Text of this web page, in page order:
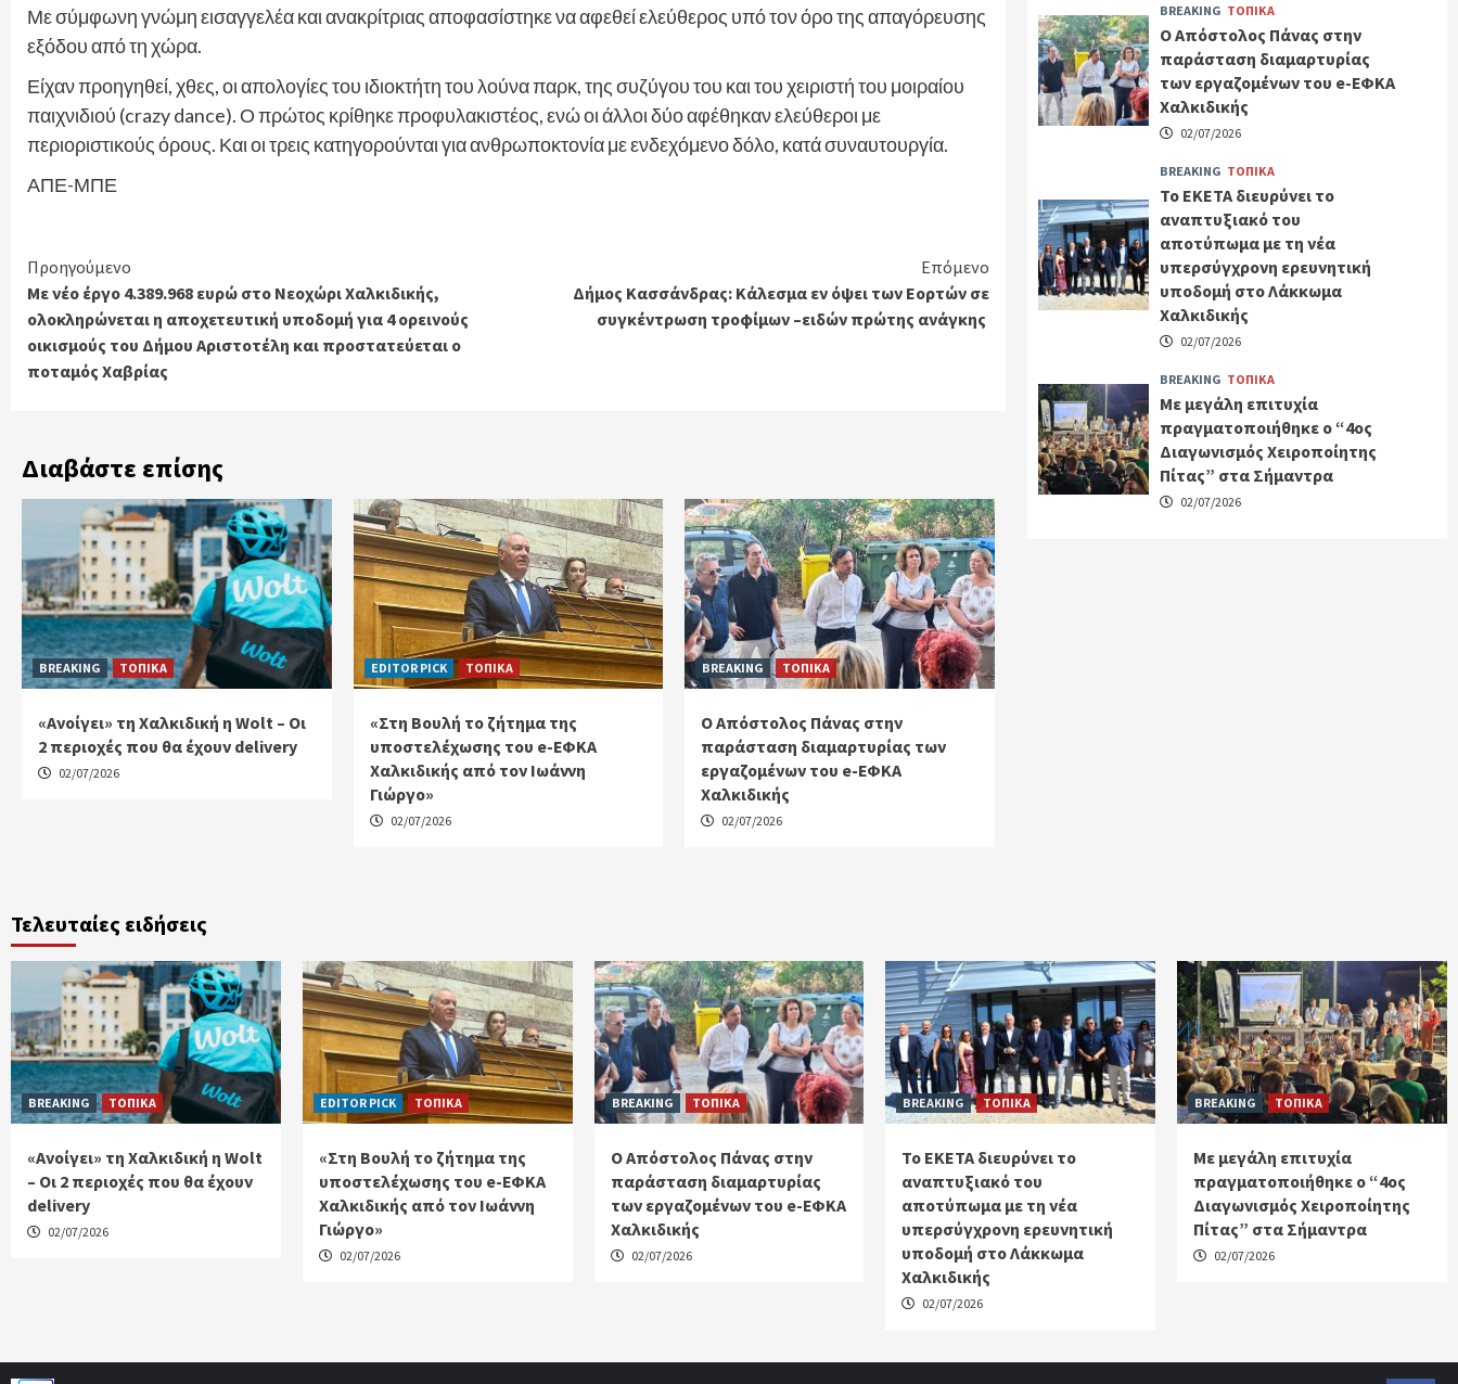
Με σύμφωνη γνώμη εισαγγελέα και ανακρίτριας αποφασίστηκε να αφεθεί ελεύθερος υπό τον όρο της απαγόρευσης
εξόδου από τη χώρα.
Είχαν προηγηθεί, χθες, οι απολογίες του ιδιοκτήτη του λούνα παρκ, της συζύγου του και του χειριστή του μοιραίου
παιχνιδιού (crazy dance). Ο πρώτος κρίθηκε προφυλακιστέος, ενώ οι άλλοι δύο αφέθηκαν ελεύθεροι με
περιοριστικούς όρους. Και οι τρεις κατηγορούνται για ανθρωποκτονία με ενδεχόμενο δόλο, κατά συναυτουργία.
ΑΠΕ-ΜΠΕ
Continue
Reading
Προηγούμενο
Με νέο έργο 4.389.968 ευρώ στο Νεοχώρι Χαλκιδικής,
ολοκληρώνεται η αποχετευτική υποδομή για 4 ορεινούς
οικισμούς του Δήμου Αριστοτέλη και προστατεύεται ο
ποταμός Χαβρίας
Επόμενο
Δήμος Κασσάνδρας: Κάλεσμα εν όψει των Εορτών σε
συγκέντρωση τροφίμων –ειδών πρώτης ανάγκης
Διαβάστε επίσης
BREAKING ΤΟΠΙΚΑ
«Ανοίγει» τη Χαλκιδική η Wolt – Οι
2 περιοχές που θα έχουν delivery
02/07/2026
EDITOR PICK ΤΟΠΙΚΑ
«Στη Βουλή το ζήτημα της
υποστελέχωσης του e-ΕΦΚΑ
Χαλκιδικής από τον Ιωάννη
Γιώργο»
02/07/2026
BREAKING ΤΟΠΙΚΑ
Ο Απόστολος Πάνας στην
παράσταση διαμαρτυρίας των
εργαζομένων του e-ΕΦΚΑ
Χαλκιδικής
02/07/2026
BREAKING ΤΟΠΙΚΑ
Ο Απόστολος Πάνας στην
παράσταση διαμαρτυρίας
των εργαζομένων του e-ΕΦΚΑ
Χαλκιδικής
02/07/2026
BREAKING ΤΟΠΙΚΑ
Το ΕΚΕΤΑ διευρύνει το
αναπτυξιακό του
αποτύπωμα με τη νέα
υπερσύγχρονη ερευνητική
υποδομή στο Λάκκωμα
Χαλκιδικής
02/07/2026
BREAKING ΤΟΠΙΚΑ
Με μεγάλη επιτυχία
πραγματοποιήθηκε ο “4ος
Διαγωνισμός Χειροποίητης
Πίτας” στα Σήμαντρα
02/07/2026
Τελευταίες ειδήσεις
BREAKING ΤΟΠΙΚΑ
«Ανοίγει» τη Χαλκιδική η Wolt
– Οι 2 περιοχές που θα έχουν
delivery
02/07/2026
EDITOR PICK ΤΟΠΙΚΑ
«Στη Βουλή το ζήτημα της
υποστελέχωσης του e-ΕΦΚΑ
Χαλκιδικής από τον Ιωάννη
Γιώργο»
02/07/2026
BREAKING ΤΟΠΙΚΑ
Ο Απόστολος Πάνας στην
παράσταση διαμαρτυρίας
των εργαζομένων του e-ΕΦΚΑ
Χαλκιδικής
02/07/2026
BREAKING ΤΟΠΙΚΑ
Το ΕΚΕΤΑ διευρύνει το
αναπτυξιακό του
αποτύπωμα με τη νέα
υπερσύγχρονη ερευνητική
υποδομή στο Λάκκωμα
Χαλκιδικής
02/07/2026
BREAKING ΤΟΠΙΚΑ
Με μεγάλη επιτυχία
πραγματοποιήθηκε ο “4ος
Διαγωνισμός Χειροποίητης
Πίτας” στα Σήμαντρα
02/07/2026